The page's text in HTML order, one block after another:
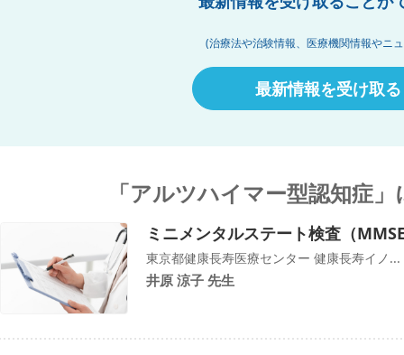
(治療法や治験情報、医療機関情報やニ
最新情報を受け取る
「アルツハイマー型認知症
ミニメンタルステート検査（
東京都健康長寿医療センター 健康長寿イノ...
井原 涼子 先生